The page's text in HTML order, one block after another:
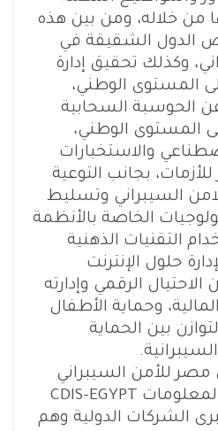
من خلاله، ومن بين هذه
الدول الشقيقة في
وكذلك تحقيق إدارة
المستوى الوطني،
الحوسبة السحابية
المستوى الوطني،
والاستخبارات
للأزمات، بجانب التوعية
السيبراني وتسليط
الخاصة بالأنظمة
التقنيات الذهنية
حلول الإنترنت
الرقمي وإدارته
وحماية الأطفال
بين الحماية
للأمن السيبراني
وأنظمة استخبارات المعلومات CDIS-EGYPT
الشركات الدولية وهم